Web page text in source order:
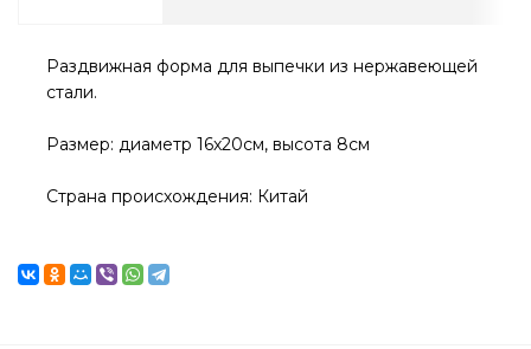
Раздвижная форма для выпечки из нержавеющей
стали.
Размер: диаметр 16х20см, высота 8cм
Страна происхождения: Китай